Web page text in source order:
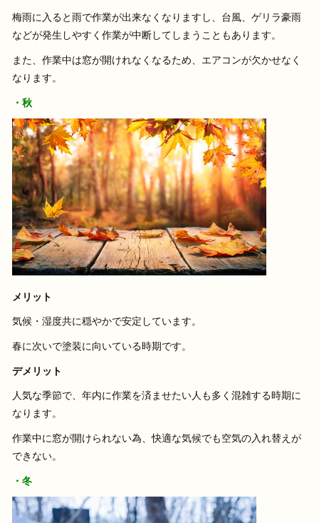
梅雨に入ると雨で作業が出来なくなりますし、台風、ゲリラ豪雨
などが発生しやすく作業が中断してしまうこともあります。
また、作業中は窓が開けれなくなるため、エアコンが欠かせなく
なります。
・秋
メリット
気候・湿度共に穏やかで安定しています。
春に次いで塗装に向いている時期です。
デメリット
人気な季節で、年内に作業を済ませたい人も多く混雑する時期に
なります。
作業中に窓が開けられない為、快適な気候でも空気の入れ替えが
できない。
・冬